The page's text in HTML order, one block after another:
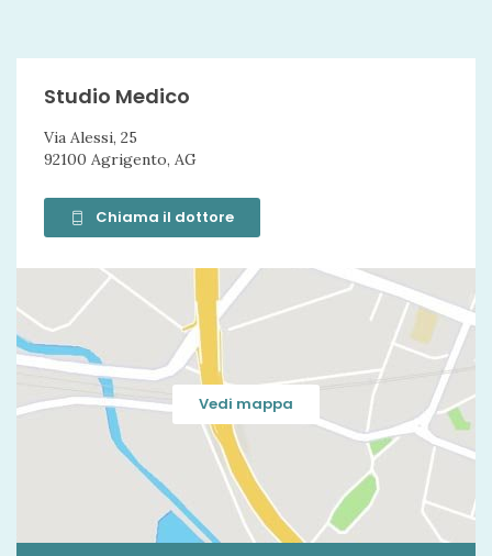
Infezione cutanea con Candida albicans
Malattie sessualmente trasmissibili
Sessuofobia
Disturbi sessuali
Studio Medico
Via Alessi, 25
92100 Agrigento, AG
Chiama il dottore
Vedi mappa